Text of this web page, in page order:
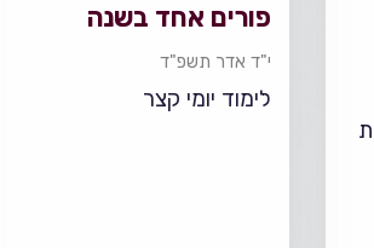
פורים אחד בשנה
י"ד אדר תשפ"ד
לימוד יומי קצר